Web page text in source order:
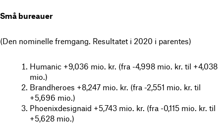
Små bureauer
(Den nominelle fremgang. Resultatet i 2020 i parentes)
Humanic +9,036 mio. kr. (fra -4,998 mio. kr. til +4,038
mio.)
Brandheroes +8,247 mio. kr. (fra -2,551 mio. kr. til
+5,696 mio.)
Phoenixdesignaid +5,743 mio. kr. (fra -0,115 mio. kr. til
+5,628 mio.)